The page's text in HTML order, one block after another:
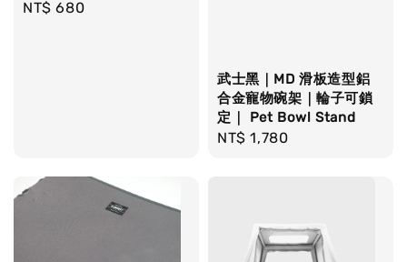
Regular
NT$ 680
武士黑｜MD 滑板造型鋁
合金寵物碗架｜輪子可鎖
定｜ Pet Bowl Stand
Regular
NT$ 1,780